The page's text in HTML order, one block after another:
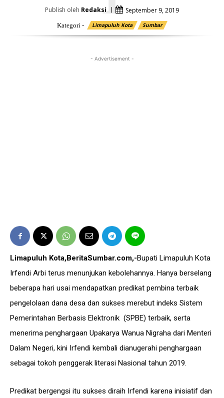
Publish oleh Redaksi September 9, 2019
Kategori - Limapuluh Kota Sumbar
- Advertisement -
Limapuluh Kota,BeritaSumbar.com,-Bupati Limapuluh Kota
Irfendi Arbi terus menunjukan kebolehannya. Hanya berselang
beberapa hari usai mendapatkan predikat pembina terbaik
pengelolaan dana desa dan sukses merebut indeks Sistem
Pemerintahan Berbasis Elektronik (SPBE) terbaik, serta
menerima penghargaan Upakarya Wanua Nigraha dari Menteri
Dalam Negeri, kini Irfendi kembali dianugerahi penghargaan
sebagai tokoh penggerak literasi Nasional tahun 2019.
Predikat bergengsi itu sukses diraih Irfendi karena inisiatif dan